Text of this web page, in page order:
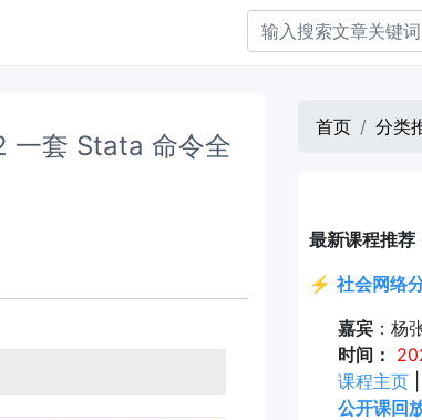
一套 Stata 命令全
首页 分类
最新课程推荐
⚡ 社会网络
嘉宾：杨
时间：
课程主页|
公开课回